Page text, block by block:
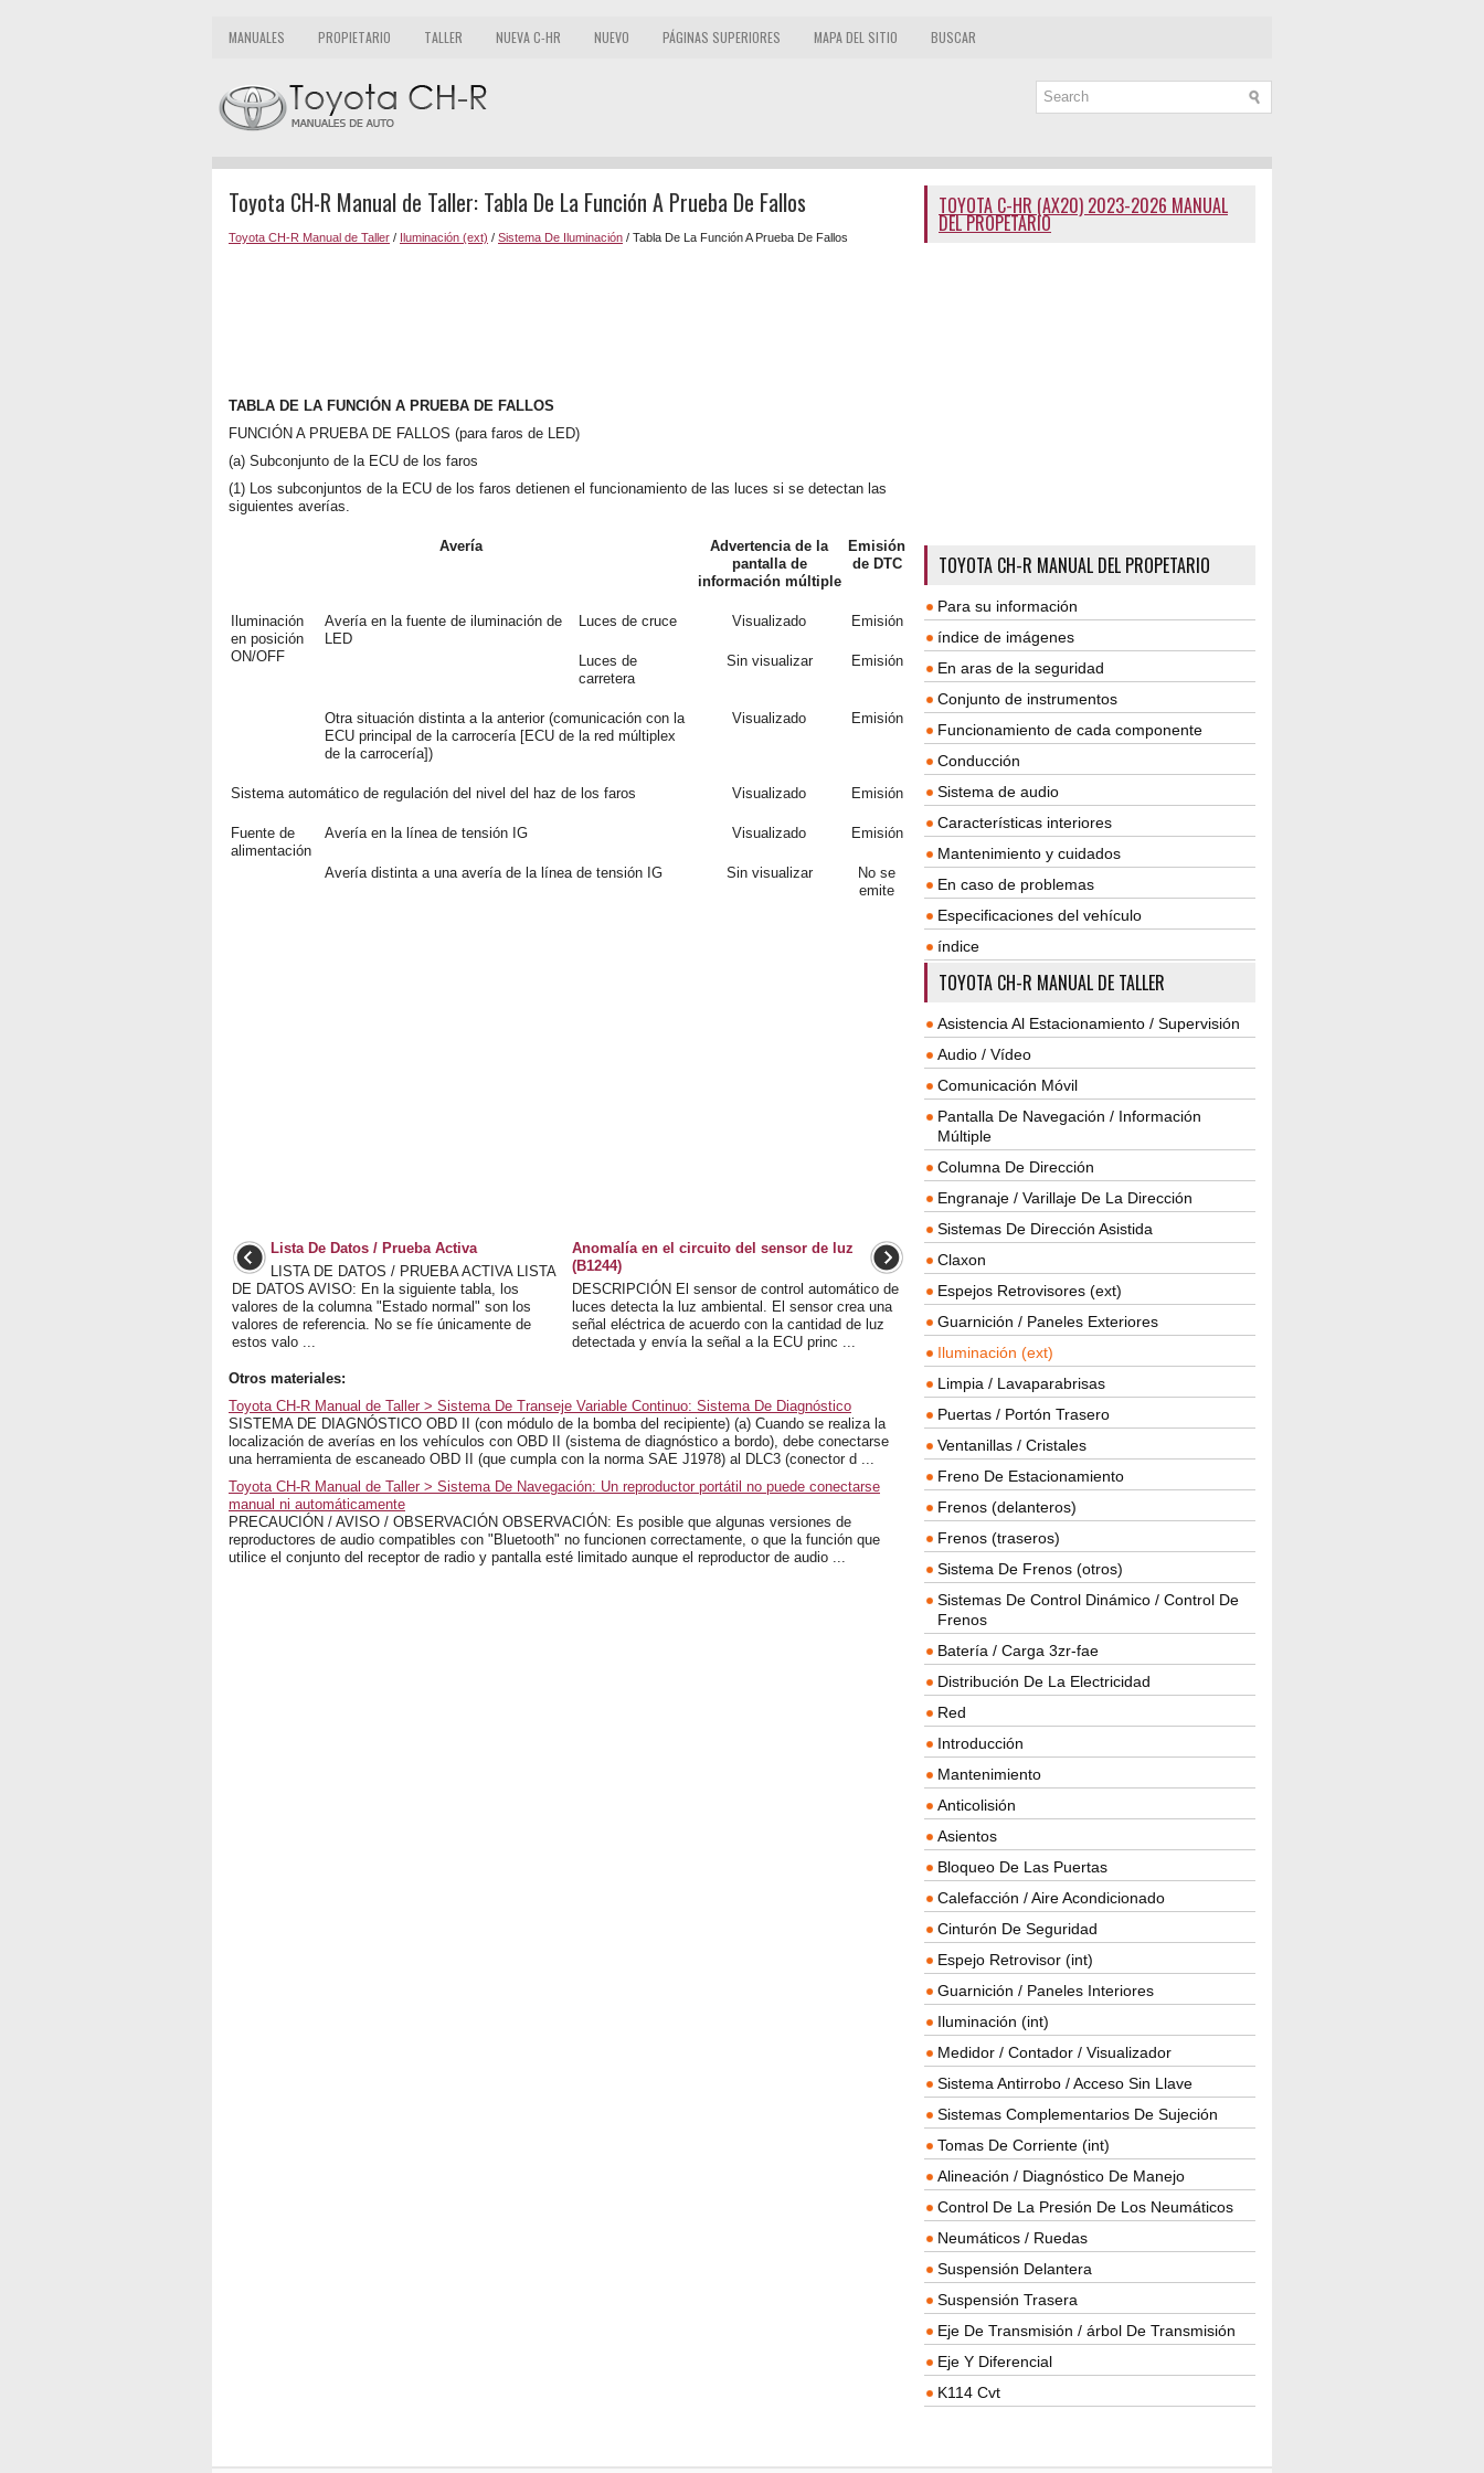
MANUALES PROPIETARIO TALLER NUEVA C-HR NUEVO PÁGINAS SUPERIORES MAPA DEL SITIO BUSCAR
Toyota CH-R Manual de Taller: Tabla De La Función A Prueba De Fallos
Toyota CH-R Manual de Taller / Iluminación (ext) / Sistema De Iluminación / Tabla De La Función A Prueba De Fallos
TABLA DE LA FUNCIÓN A PRUEBA DE FALLOS
FUNCIÓN A PRUEBA DE FALLOS (para faros de LED)
(a) Subconjunto de la ECU de los faros
(1) Los subconjuntos de la ECU de los faros detienen el funcionamiento de las luces si se detectan las
siguientes averías.
Avería
Advertencia de la
pantalla de
información múltiple
Emisión
de DTC
Iluminación
en posición
ON/OFF
Avería en la fuente de iluminación de
LED
Luces de cruce Visualizado Emisión
Luces de
carretera
Sin visualizar Emisión
Otra situación distinta a la anterior (comunicación con la
ECU principal de la carrocería [ECU de la red múltiplex
de la carrocería])
Visualizado Emisión
Sistema automático de regulación del nivel del haz de los faros Visualizado Emisión
Fuente de
alimentación
Avería en la línea de tensión IG Visualizado Emisión
Avería distinta a una avería de la línea de tensión IG Sin visualizar
No se
emite
Lista De Datos / Prueba Activa
LISTA DE DATOS / PRUEBA ACTIVA LISTA
DE DATOS AVISO: En la siguiente tabla, los
valores de la columna "Estado normal" son los
valores de referencia. No se fíe únicamente de
estos valo ...
Anomalía en el circuito del sensor de luz
(B1244)
DESCRIPCIÓN El sensor de control automático de
luces detecta la luz ambiental. El sensor crea una
señal eléctrica de acuerdo con la cantidad de luz
detectada y envía la señal a la ECU princ ...
Otros materiales:
Toyota CH-R Manual de Taller > Sistema De Transeje Variable Continuo: Sistema De Diagnóstico
SISTEMA DE DIAGNÓSTICO OBD II (con módulo de la bomba del recipiente) (a) Cuando se realiza la
localización de averías en los vehículos con OBD II (sistema de diagnóstico a bordo), debe conectarse
una herramienta de escaneado OBD II (que cumpla con la norma SAE J1978) al DLC3 (conector d ...
Toyota CH-R Manual de Taller > Sistema De Navegación: Un reproductor portátil no puede conectarse
manual ni automáticamente
PRECAUCIÓN / AVISO / OBSERVACIÓN OBSERVACIÓN: Es posible que algunas versiones de
reproductores de audio compatibles con "Bluetooth" no funcionen correctamente, o que la función que
utilice el conjunto del receptor de radio y pantalla esté limitado aunque el reproductor de audio ...
TOYOTA C-HR (AX20) 2023-2026 MANUAL
DEL PROPETARIO
TOYOTA CH-R MANUAL DEL PROPETARIO
Para su información
índice de imágenes
En aras de la seguridad
Conjunto de instrumentos
Funcionamiento de cada componente
Conducción
Sistema de audio
Características interiores
Mantenimiento y cuidados
En caso de problemas
Especificaciones del vehículo
índice
TOYOTA CH-R MANUAL DE TALLER
Asistencia Al Estacionamiento / Supervisión
Audio / Vídeo
Comunicación Móvil
Pantalla De Navegación / Información
Múltiple
Columna De Dirección
Engranaje / Varillaje De La Dirección
Sistemas De Dirección Asistida
Claxon
Espejos Retrovisores (ext)
Guarnición / Paneles Exteriores
Iluminación (ext)
Limpia / Lavaparabrisas
Puertas / Portón Trasero
Ventanillas / Cristales
Freno De Estacionamiento
Frenos (delanteros)
Frenos (traseros)
Sistema De Frenos (otros)
Sistemas De Control Dinámico / Control De
Frenos
Batería / Carga 3zr-fae
Distribución De La Electricidad
Red
Introducción
Mantenimiento
Anticolisión
Asientos
Bloqueo De Las Puertas
Calefacción / Aire Acondicionado
Cinturón De Seguridad
Espejo Retrovisor (int)
Guarnición / Paneles Interiores
Iluminación (int)
Medidor / Contador / Visualizador
Sistema Antirrobo / Acceso Sin Llave
Sistemas Complementarios De Sujeción
Tomas De Corriente (int)
Alineación / Diagnóstico De Manejo
Control De La Presión De Los Neumáticos
Neumáticos / Ruedas
Suspensión Delantera
Suspensión Trasera
Eje De Transmisión / árbol De Transmisión
Eje Y Diferencial
K114 Cvt